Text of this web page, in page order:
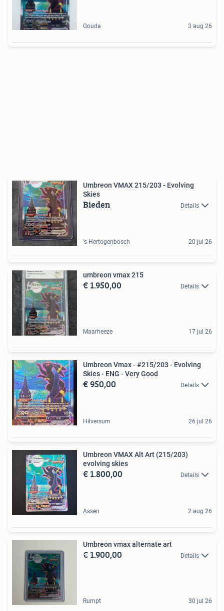
Gouda 3 aug 26
Umbreon VMAX 215/203 - Evolving
Skies
Bieden Details
's-Hertogenbosch 20 jul 26
umbreon vmax 215
€ 1.950,00 Details
Maarheeze 17 jul 26
Umbreon Vmax - #215/203 - Evolving
Skies - ENG - Very Good
€ 950,00 Details
Hilversum 26 jul 26
Umbreon VMAX Alt Art (215/203)
evolving skies
€ 1.800,00 Details
Assen 2 aug 26
Umbreon vmax alternate art
€ 1.900,00 Details
Rumpt 30 jul 26